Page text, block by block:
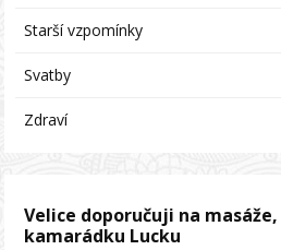
Starší vzpomínky
Svatby
Zdraví
Velice doporučuji na
kamarádku Lucku